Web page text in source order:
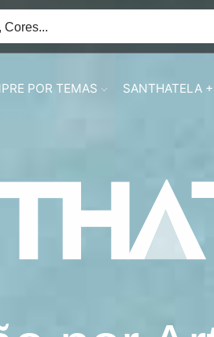
POR TEMAS SANTHATELA +